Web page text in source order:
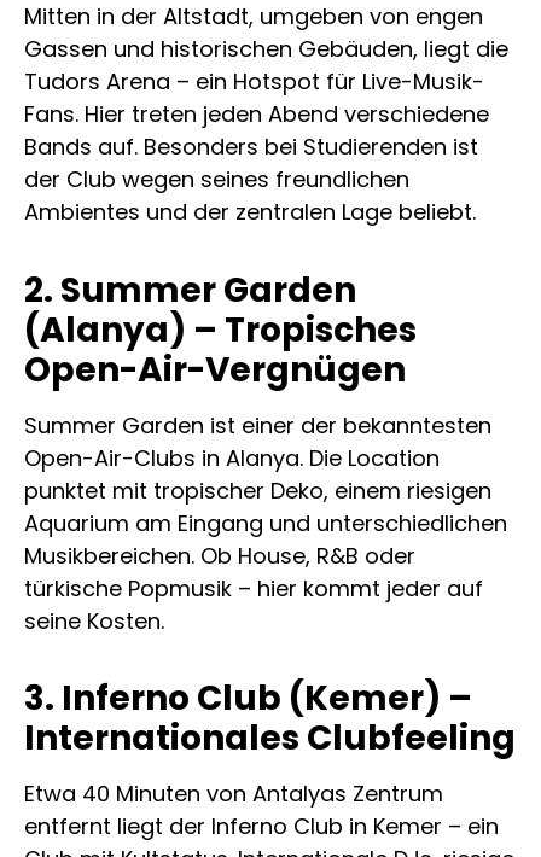
Mitten in der Altstadt, umgeben von engen
Gassen und historischen Gebäuden, liegt die
Tudors Arena – ein Hotspot für Live-Musik-
Fans. Hier treten jeden Abend verschiedene
Bands auf. Besonders bei Studierenden ist
der Club wegen seines freundlichen
Ambientes und der zentralen Lage beliebt.
2. Summer Garden
(Alanya) – Tropisches
Open-Air-Vergnügen
Summer Garden ist einer der bekanntesten
Open-Air-Clubs in Alanya. Die Location
punktet mit tropischer Deko, einem riesigen
Aquarium am Eingang und unterschiedlichen
Musikbereichen. Ob House, R&B oder
türkische Popmusik – hier kommt jeder auf
seine Kosten.
3. Inferno Club (Kemer) –
Internationales Clubfeeling
Etwa 40 Minuten von Antalyas Zentrum
entfernt liegt der Inferno Club in Kemer – ein